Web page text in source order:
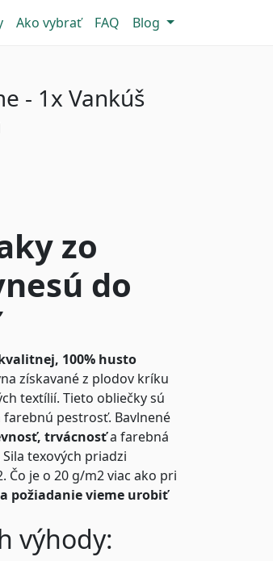
Ako vybrať FAQ Blog
- 1x Vankúš
zo
do
100% husto
získavané z plodov kríku
textílií. Tieto obliečky sú
pestrosť. Bavlnené
trvácnosťa farebná
Sila texových priadzi
Čo je o 20 g/m2 viac ako pri
požiadanie vieme urobiť
výhody: